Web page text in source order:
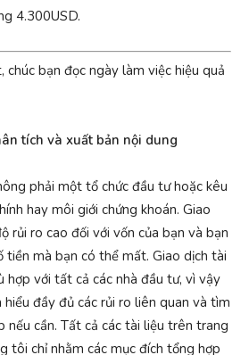
4.300USD.
bạn đọc ngày làm việc hiệu quả
tích và xuất bản nội dung
phải một tổ chức đầu tư hoặc kêu
hay môi giới chứng khoán. Giao
rủi ro cao đối với vốn của bạn và bạn
tiền mà bạn có thể mất. Giao dịch tài
hợp với tất cả các nhà đầu tư, vì vậy
đầy đủ các rủi ro liên quan và tìm
nếu cần. Tất cả các tài liệu trên trang
tôi chỉ nhằm các mục đích tổng hợp